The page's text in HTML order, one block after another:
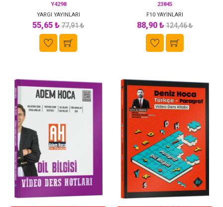
Yayınları
Y4298
YARGI YAYINLARI
55,65 ₺77,91 ₺
23845
F10 YAYINLARI
88,90 ₺124,46 ₺